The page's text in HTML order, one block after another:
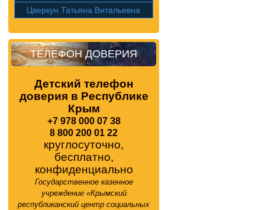
Цверкун Татьяна Витальевна
ТЕЛЕФОН ДОВЕРИЯ
Детский телефон
доверия в Республике
Крым
+7 978 000 07 38
8 800 200 01 22
круглосуточно,
бесплатно,
конфиденциально
Государственное казенное
учреждение «Крымский
республиканский центр социальных